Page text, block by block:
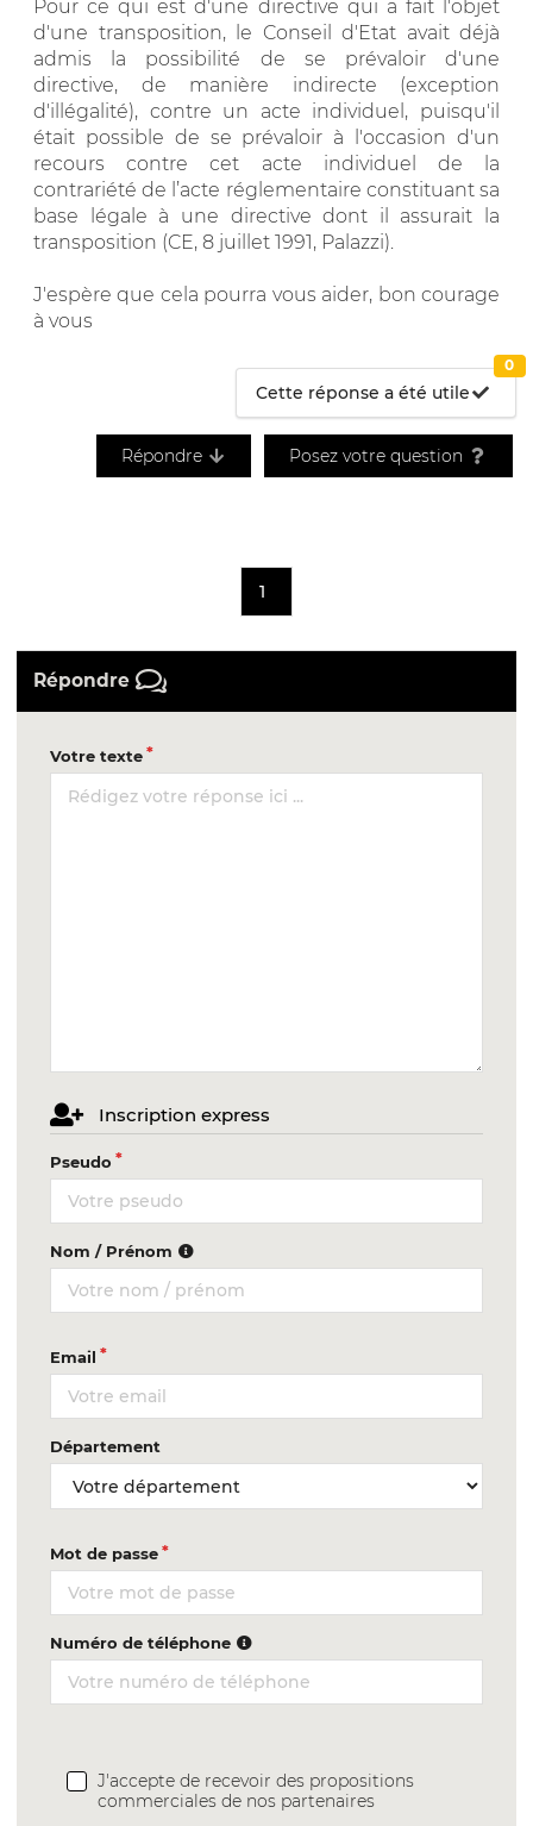
Pour ce qui est d'une directive qui a fait l'objet
d'une transposition, le Conseil d'Etat avait déjà
admis la possibilité de se prévaloir d'une
directive, de manière indirecte (exception
d'illégalité), contre un acte individuel, puisqu'il
était possible de se prévaloir à l'occasion d'un
recours contre cet acte individuel de la
contrariété de l’acte réglementaire constituant sa
base légale à une directive dont il assurait la
transposition (CE, 8 juillet 1991, Palazzi).
J'espère que cela pourra vous aider, bon courage
à vous
Cette réponse a été utile
0
Répondre Posez votre question
1
Répondre
Votre texte
Inscription express
Pseudo
Nom / Prénom
Email
Département
Mot de passe
Numéro de téléphone
J'accepte de recevoir des propositions
commerciales de nos partenaires